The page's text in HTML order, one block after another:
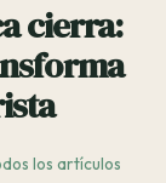
cierra:
los artículos